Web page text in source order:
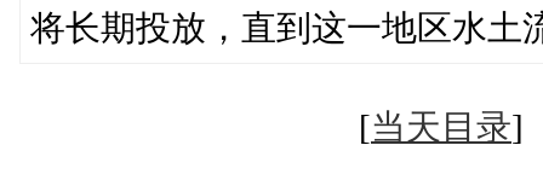
将长期投放，直到这一地区水土
[当天目录